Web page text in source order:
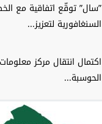
”سال” توقّع اتفاقية مع
السنغافورية لتعزيز...
اكتمال انتقال مركز
الحوسبة...